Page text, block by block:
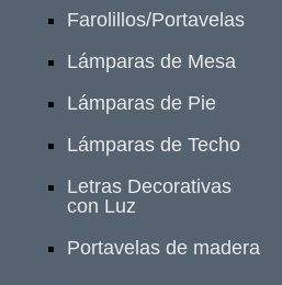
Farolillos/Portavelas
Lámparas de Mesa
Lámparas de Pie
Lámparas de Techo
Letras Decorativas
con Luz
Portavelas de madera